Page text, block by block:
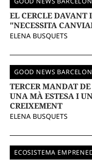
EL CERCLE DAVANT
"NECESSITA
ELENA BUSQUETS
GOOD NEWS
TERCER MANDAT
UNA MÀ ESTESA I
CREIXEMENT
ELENA BUSQUETS
ECOSISTEMA